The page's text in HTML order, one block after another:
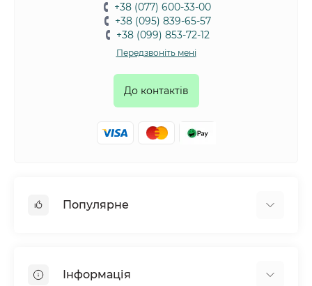
+38 (077) 600-33-00
+38 (095) 839-65-57
+38 (099) 853-72-12
Передзвоніть мені
До контактів
Популярне
Птахи
Інформація